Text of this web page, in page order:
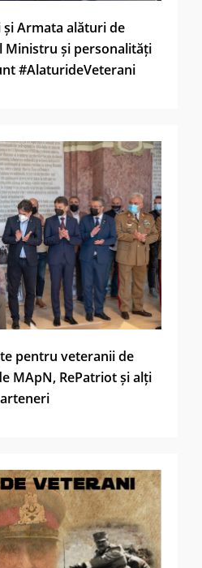
Armata alături de
Ministru și personalități
#AlaturideVeterani
pentru veteranii de
MApN, RePatriot și alți